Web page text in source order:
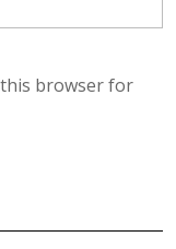
this browser for